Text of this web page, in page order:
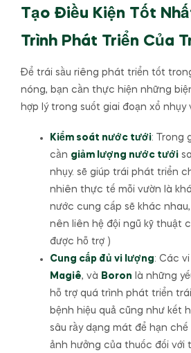
Tạo Điều Kiện Tốt
Trình Phát Triển Của
Để trái sầu riêng phát triển tốt
nóng, bạn cần thực hiện những
hợp lý trong suốt giai đoạn xổ
Kiểm soát nước tưới: Trong
cần giảm lượng nước tưới
nhụy. sẽ giúp trái phát triển
nhiên thực tế mỗi vườn là
nước cung cấp sẽ khác
nên liên hệ đội ngũ kỹ thuật
được hỗ trợ )
Cung cấp đủ vi lượng: Các
Magiê, và Boron là những
hỗ trợ quá trình phát triển
bệnh hiệu quả cũng như kết
sâu rầy dạng mát để hạn
ảnh hưởng của thuốc đối với